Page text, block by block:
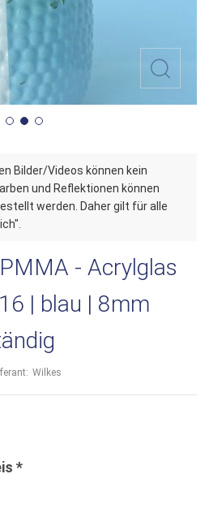
Bilder/Videos können kein
und Reflektionen können
werden. Daher gilt für alle
- Acrylglas
| blau | 8mm
Wilkes